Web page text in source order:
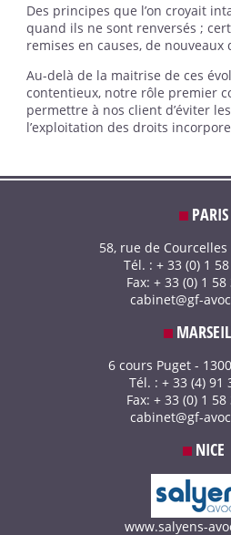
Des principes que l’on croyait
quand ils ne sont renversés ;
remises en causes, de
Au-delà de la maitrise de ces
contentieux, notre rôle premier
permettre à nos client d’éviter
l’exploitation des droits
PARIS
58, rue de Courcelles
Tél. : + 33 (0) 1
Fax: + 33 (0) 1 58
cabinet@gf-
6 cours Puget -
Tél. : + 33 (4) 91
Fax: + 33 (0) 1 58
cabinet@gf-
NICE
www.salyens-